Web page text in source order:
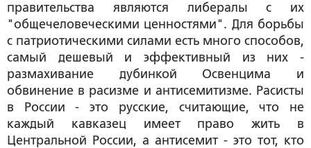
правительства являются либералы с их
"общечеловеческими ценностями". Для борьбы
с патриотическими силами есть много способов,
самый дешевый и эффективный из них -
размахивание дубинкой Освенцима и
обвинение в расизме и антисемитизме. Расисты
в России - это русские, считающие, что не
каждый кавказец имеет право жить в
Центральной России, а антисемит - это тот, кто